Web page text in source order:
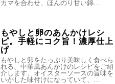
カマを合わせ、ほんのり甘い錦…
もやしと卵のあんかけレシ
ピ。手軽にコク旨！濃厚仕上
げ
もやしと卵をたっぷり美味しく食べら
れる、中華風あんかけのレシピをご紹
介します。オイスターソースの旨味を
いかした味付けになっていて、…